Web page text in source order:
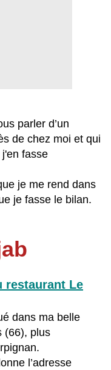
parler d’un
de chez moi et qui
fasse
je me rend dans
je fasse le bilan.
restaurant Le
dans ma belle
(66), plus
l’adresse